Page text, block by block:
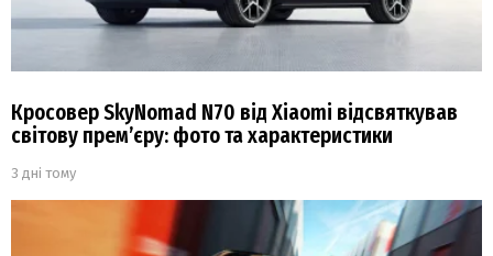
Кросовер SkyNomad N70 від Xiaomi відсвяткував
світову прем’єру: фото та характеристики
3 дні тому